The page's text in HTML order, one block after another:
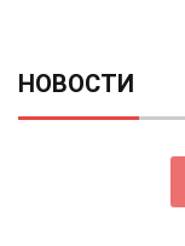
НОВОСТИ